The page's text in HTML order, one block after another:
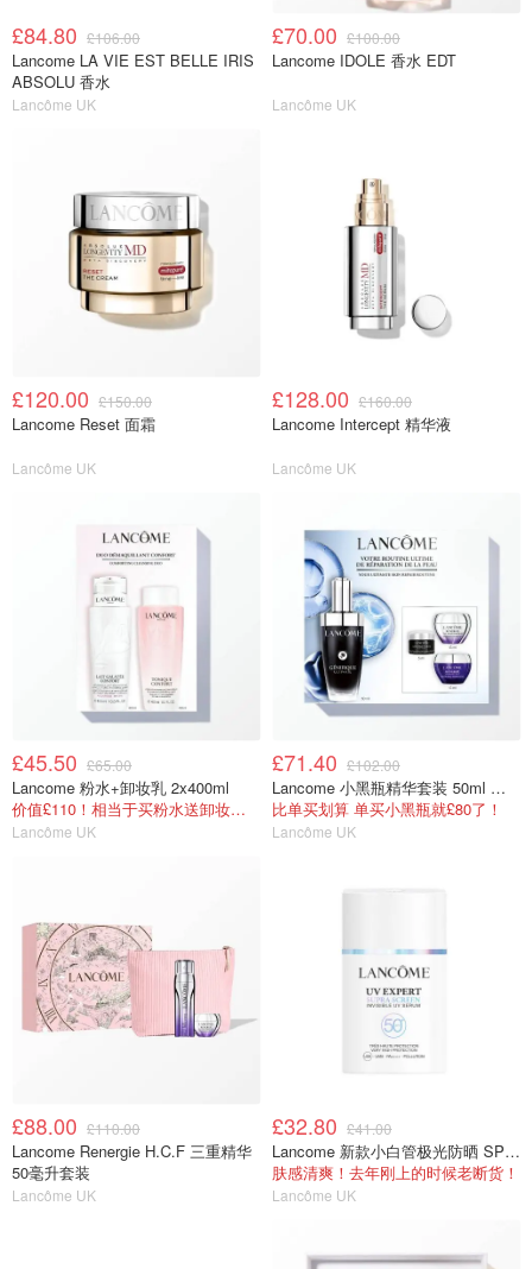
£84.80 £106.00
Lancome LA VIE EST BELLE IRIS
ABSOLU 香水
Lancôme UK
£70.00 £100.00
Lancome IDOLE 香水 EDT
Lancôme UK
£120.00 £150.00
Lancome Reset 面霜
Lancôme UK
£128.00 £160.00
Lancome Intercept 精华液
Lancôme UK
£45.50 £65.00
Lancome 粉水+卸妆乳 2x400ml
价值£110！相当于买粉水送卸妆！全正装
Lancôme UK
£71.40 £102.00
Lancome 小黑瓶精华套装 50ml 价值£162
比单买划算 单买小黑瓶就£80了！
Lancôme UK
£88.00 £110.00
Lancome Renergie H.C.F 三重精华
50毫升套装
Lancôme UK
£32.80 £41.00
Lancome 新款小白管极光防晒 SPF50+ 40ml
肤感清爽！去年刚上的时候老断货！
Lancôme UK